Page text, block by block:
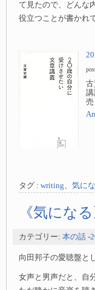
て見たので、どんな
役立つことが書かれ
古
講
売
タグ : writing、 気に
《気にな
カテゴリー: 本の話 -
向田邦子の愛聴盤と
女声と男声だと、自